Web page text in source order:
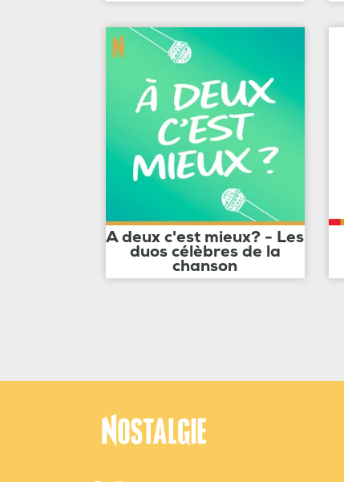
A deux c'est mieux? - Les
duos célèbres de la
chanson